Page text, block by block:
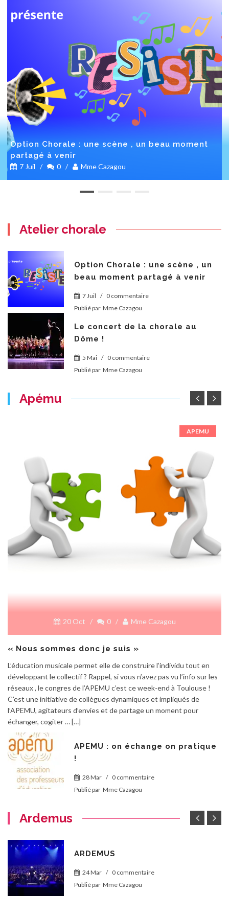
Option Chorale : une scène , un beau moment
partagé à venir
7 Juil / 0 / Mme Cazagou
Atelier chorale
Option Chorale : une scène , un
beau moment partagé à venir
7 Juil / 0 commentaire
Publié par Mme Cazagou
Le concert de la chorale au
Dôme !
5 Mai / 0 commentaire
Publié par Mme Cazagou
Apému
APEMU
20 Oct / 0 / Mme Cazagou
« Nous sommes donc je suis »
L’éducation musicale permet elle de construire l’individu tout en
développant le collectif ? Rappel, si vous n’avez pas vu l’info sur les
réseaux , le congres de l’APEMU c’est ce week-end à Toulouse !
C’est une initiative de collègues dynamiques et impliqués de
l’APEMU, agitateurs d’envies et de partage un moment pour
échanger, cogiter … […]
APEMU : on échange on pratique
!
28 Mar / 0 commentaire
Publié par Mme Cazagou
Ardemus
ARDEMUS
24 Mar / 0 commentaire
Publié par Mme Cazagou